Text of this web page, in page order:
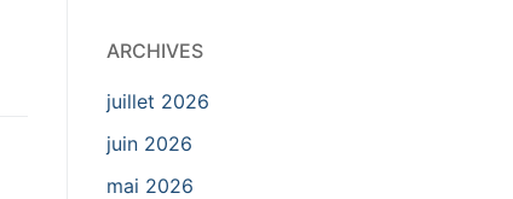
ARCHIVES
juillet 2026
juin 2026
mai 2026